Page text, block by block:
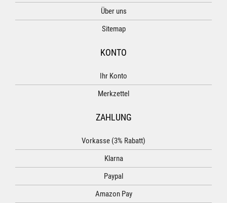
Über uns
Sitemap
KONTO
Ihr Konto
Merkzettel
ZAHLUNG
Vorkasse (3% Rabatt)
Klarna
Paypal
Amazon Pay